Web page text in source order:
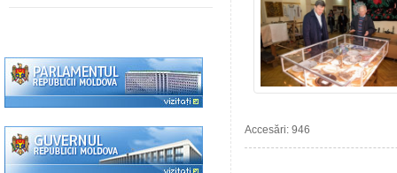
Accesări: 946